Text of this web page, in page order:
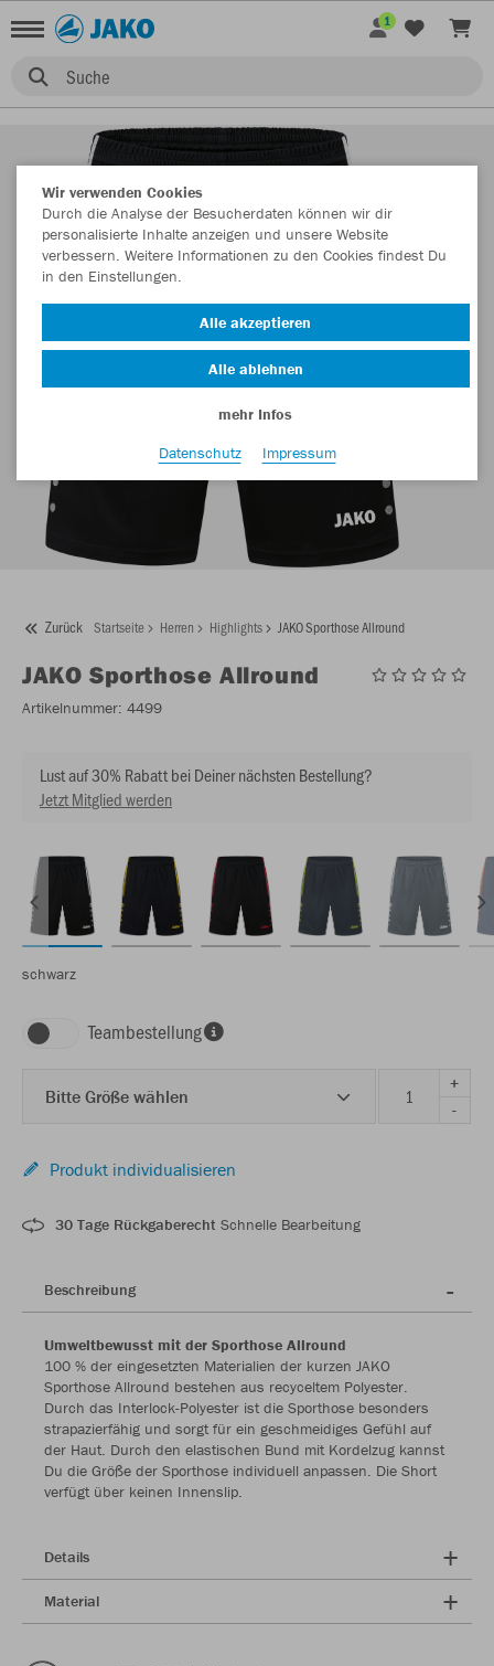
Suche
1
Zurück Startseite Herren Highlights JAKO Sporthose Allround
JAKO Sporthose Allround
Artikelnummer: 4499
Lust auf 30% Rabatt bei Deiner nächsten Bestellung?
Jetzt Mitglied werden
schwarz
Teambestellung
Bitte Größe wählen
+
-
Produkt individualisieren
30 Tage Rückgaberecht Schnelle Bearbeitung
Beschreibung
Umweltbewusst mit der Sporthose Allround
100 % der eingesetzten Materialien der kurzen JAKO
Sporthose Allround bestehen aus recyceltem Polyester.
Durch das Interlock-Polyester ist die Sporthose besonders
strapazierfähig und sorgt für ein geschmeidiges Gefühl auf
der Haut. Durch den elastischen Bund mit Kordelzug kannst
Du die Größe der Sporthose individuell anpassen. Die Short
verfügt über keinen Innenslip.
Details
Material
Wir verwenden Cookies
Durch die Analyse der Besucherdaten können wir dir
personalisierte Inhalte anzeigen und unsere Website
verbessern. Weitere Informationen zu den Cookies findest Du
in den Einstellungen.
Alle akzeptieren
Alle ablehnen
mehr Infos
Datenschutz
Impressum